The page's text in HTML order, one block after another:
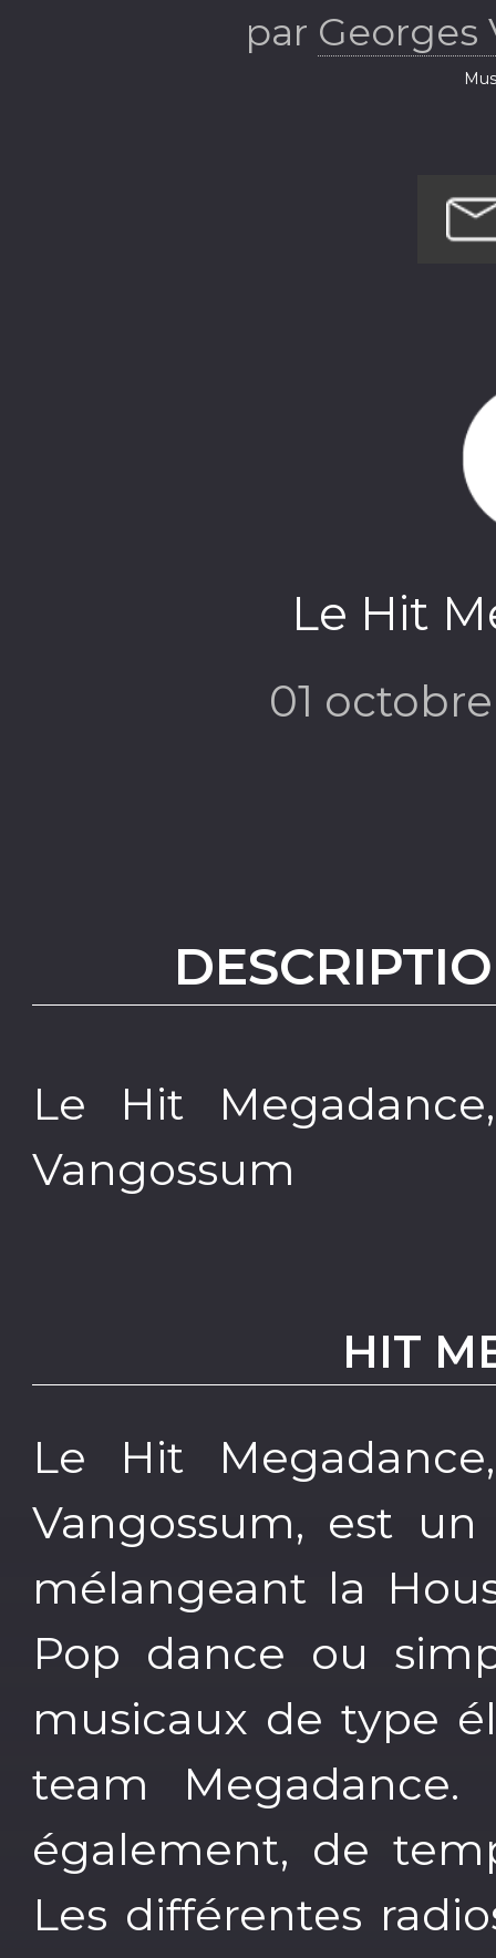
par Georges
Le Hit
01
Le Hit
Vangossum
HIT
Le Hit
Vangossum, est
mélangeant la
Pop dance ou
musicaux de type
team
également, de
Les différentes